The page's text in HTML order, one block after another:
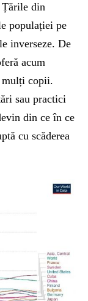
Țările din
populației pe
inverseze. De
acum
mulți copii.
sau practici
din ce în ce
cu scăderea